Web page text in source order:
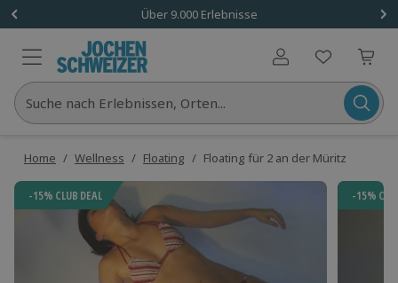
Über 9.000 Erlebnisse
Benutzerkonto
Suche nach Erlebnissen, Orten...
Home / Wellness / Floating / Floating für 2 an der Müritz
-15% CLUB DEAL -15%